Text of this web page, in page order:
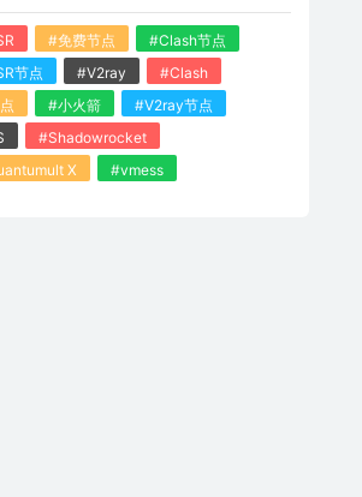
#免费节点
#Clash节点
节点
#V2ray
#Clash
#小火箭
#V2ray节点
#Shadowrocket
X
#vmess